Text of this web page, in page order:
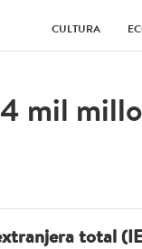
CULTURA
mil
total